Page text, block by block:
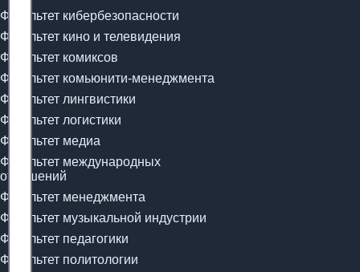
Факультет кибербезопасности
Факультет кино и телевидения
Факультет комиксов
Факультет комьюнити-менеджмента
Факультет лингвистики
Факультет логистики
Факультет медиа
Факультет международных
отношений
Факультет менеджмента
Факультет музыкальной индустрии
Факультет педагогики
Факультет политологии